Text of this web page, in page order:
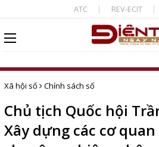
ATC REV-ECIT
Xã hội số Chính sách số
Chủ tịch Quốc hội
Xây dựng các cơ